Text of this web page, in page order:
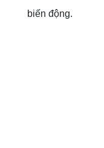
biến động.